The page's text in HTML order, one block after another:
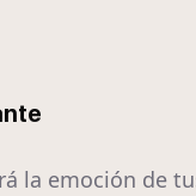
la emoción de